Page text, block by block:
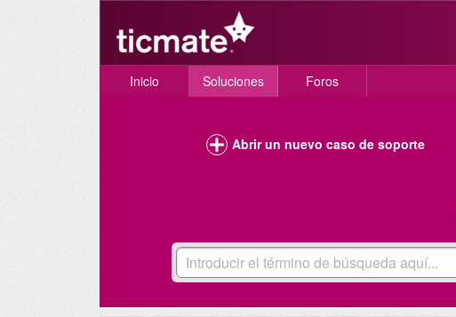
Inicio Soluciones Foros
Abrir un nuevo caso de soporte